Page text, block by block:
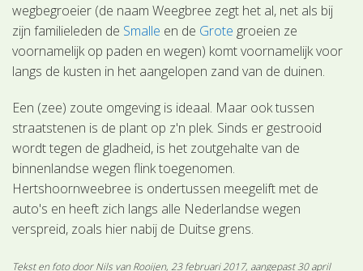
wegbegroeier (de naam Weegbree zegt het al, net als bij
zijn familieleden de Smalle en de Grote groeien ze
voornamelijk op paden en wegen) komt voornamelijk voor
langs de kusten in het aangelopen zand van de duinen.
Een (zee) zoute omgeving is ideaal. Maar ook tussen
straatstenen is de plant op z'n plek. Sinds er gestrooid
wordt tegen de gladheid, is het zoutgehalte van de
binnenlandse wegen flink toegenomen.
Hertshoornweebree is ondertussen meegelift met de
auto's en heeft zich langs alle Nederlandse wegen
verspreid, zoals hier nabij de Duitse grens.
Tekst en foto door Nils van Rooijen, 23 februari 2017, aangepast 30 april